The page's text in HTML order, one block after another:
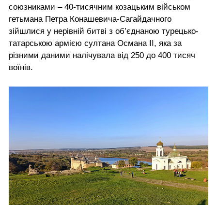
союзниками – 40-тисячним козацьким військом
гетьмана Петра Конашевича-Сагайдачного
зійшлися у нерівній битві з об’єднаною турецько-
татарською армією султана Османа ІІ, яка за
різними даними налічувала від 250 до 400 тисяч
воїнів.